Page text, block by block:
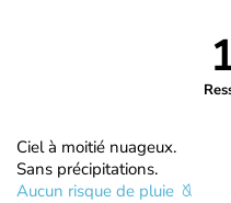
Ciel à moitié nuageux.
Sans précipitations.
Aucun risque de pluie